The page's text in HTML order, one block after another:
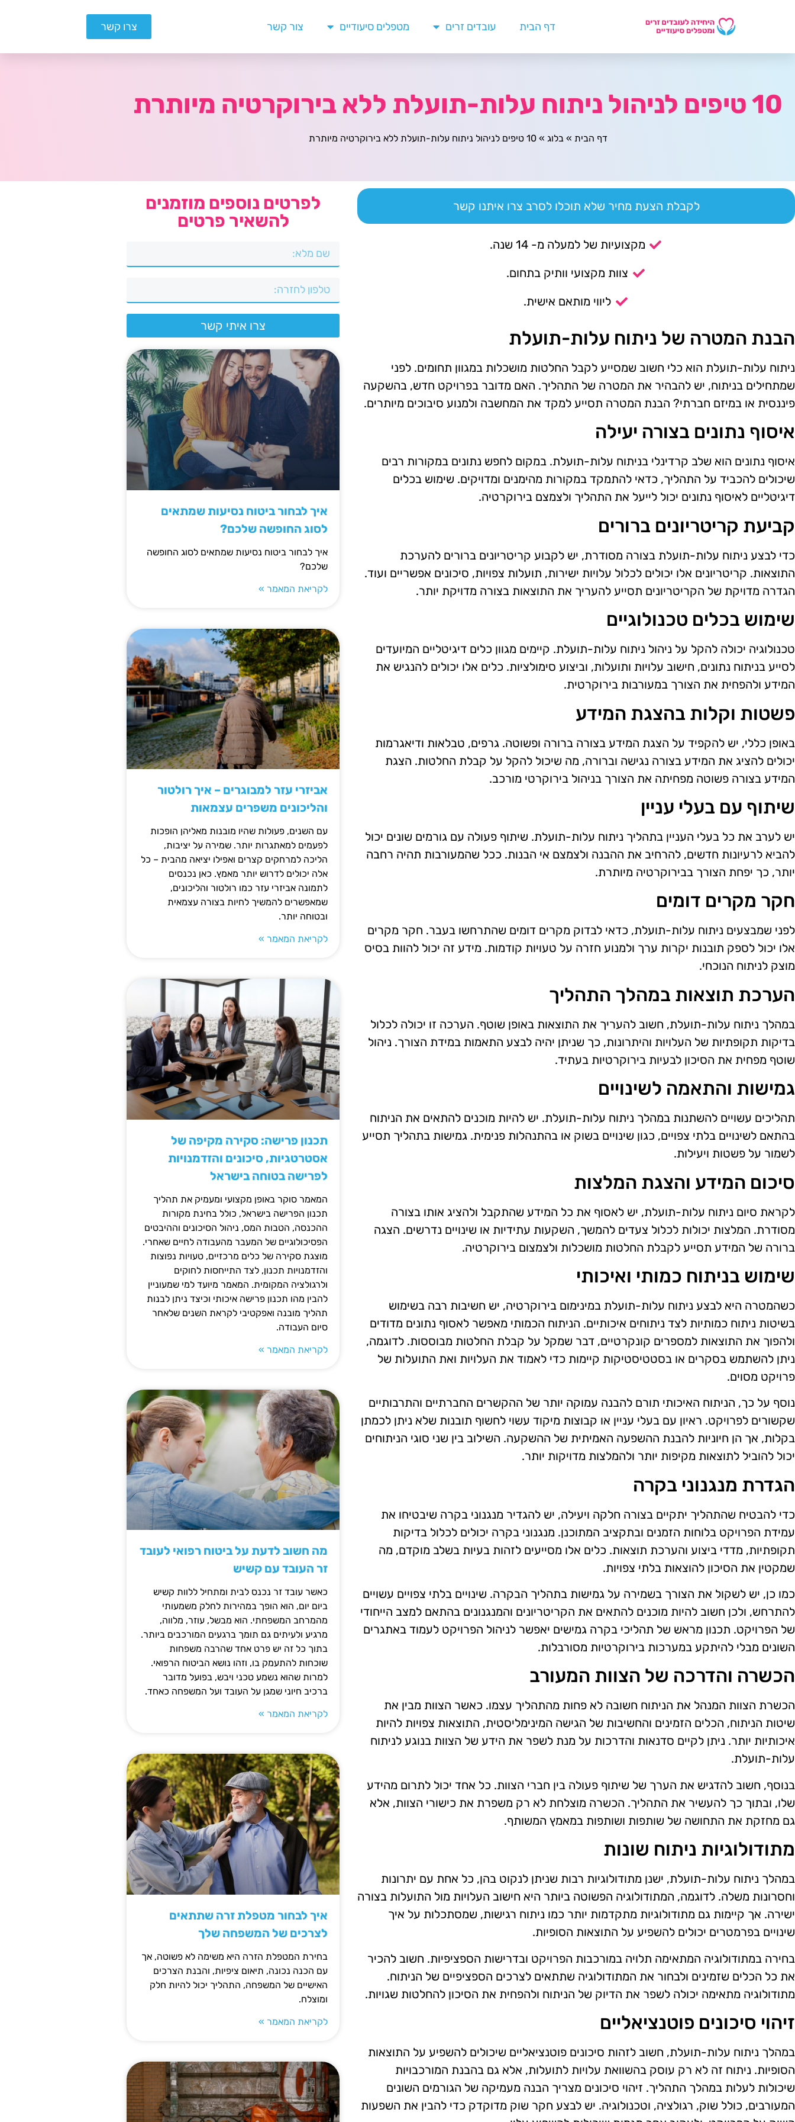
דף הבית עובדים זרים מטפלים סיעודיים צור קשר צרו קשר
10 טיפים לניהול ניתוח עלות-תועלת ללא בירוקרטיה מיותרת
דף הבית »בלוג »10 טיפים לניהול ניתוח עלות-תועלת ללא בירוקרטיה מיותרת
לקבלת הצעת מחיר שלא תוכלו לסרב צרו איתנו קשר
מקצועיות של למעלה מ- 14 שנה.
צוות מקצועי וותיק בתחום.
ליווי מותאם אישית.
הבנת המטרה של ניתוח עלות-תועלת
ניתוח עלות-תועלת הוא כלי חשוב שמסייע לקבל החלטות מושכלות במגוון תחומים. לפני
שמתחילים בניתוח, יש להבהיר את המטרה של התהליך. האם מדובר בפרויקט חדש, בהשקעה
פיננסית או במיזם חברתי? הבנת המטרה תסייע למקד את המחשבה ולמנוע סיבוכים מיותרים.
איסוף נתונים בצורה יעילה
איסוף נתונים הוא שלב קרדינלי בניתוח עלות-תועלת. במקום לחפש נתונים במקורות רבים
שיכולים להכביד על התהליך, כדאי להתמקד במקורות מהימנים ומדויקים. שימוש בכלים
דיגיטליים לאיסוף נתונים יכול לייעל את התהליך ולצמצם בירוקרטיה.
קביעת קריטריונים ברורים
כדי לבצע ניתוח עלות-תועלת בצורה מסודרת, יש לקבוע קריטריונים ברורים להערכת
התוצאות. קריטריונים אלו יכולים לכלול עלויות ישירות, תועלות צפויות, סיכונים אפשריים ועוד.
הגדרה מדויקת של הקריטריונים תסייע להעריך את התוצאות בצורה מדויקת יותר.
שימוש בכלים טכנולוגיים
טכנולוגיה יכולה להקל על ניהול ניתוח עלות-תועלת. קיימים מגוון כלים דיגיטליים המיועדים
לסייע בניתוח נתונים, חישוב עלויות ותועלות, וביצוע סימולציות. כלים אלו יכולים להנגיש את
המידע ולהפחית את הצורך במעורבות בירוקרטית.
פשטות וקלות בהצגת המידע
באופן כללי, יש להקפיד על הצגת המידע בצורה ברורה ופשוטה. גרפים, טבלאות ודיאגרמות
יכולים להציג את המידע בצורה נגישה וברורה, מה שיכול להקל על קבלת החלטות. הצגת
המידע בצורה פשוטה מפחיתה את הצורך בניהול בירוקרטי מורכב.
שיתוף עם בעלי עניין
יש לערב את כל בעלי העניין בתהליך ניתוח עלות-תועלת. שיתוף פעולה עם גורמים שונים יכול
להביא לרעיונות חדשים, להרחיב את ההבנה ולצמצם אי הבנות. ככל שהמעורבות תהיה רחבה
יותר, כך יפחת הצורך בבירוקרטיה מיותרת.
חקר מקרים דומים
לפני שמבצעים ניתוח עלות-תועלת, כדאי לבדוק מקרים דומים שהתרחשו בעבר. חקר מקרים
אלו יכול לספק תובנות יקרות ערך ולמנוע חזרה על טעויות קודמות. מידע זה יכול להוות בסיס
מוצק לניתוח הנוכחי.
הערכת תוצאות במהלך התהליך
במהלך ניתוח עלות-תועלת, חשוב להעריך את התוצאות באופן שוטף. הערכה זו יכולה לכלול
בדיקות תקופתיות של העלויות והיתרונות, כך שניתן יהיה לבצע התאמות במידת הצורך. ניהול
שוטף מפחית את הסיכון לבעיות בירוקרטיות בעתיד.
גמישות והתאמה לשינויים
תהליכים עשויים להשתנות במהלך ניתוח עלות-תועלת. יש להיות מוכנים להתאים את הניתוח
בהתאם לשינויים בלתי צפויים, כגון שינויים בשוק או בהתנהלות פנימית. גמישות בתהליך תסייע
לשמור על פשטות ויעילות.
סיכום המידע והצגת המלצות
לקראת סיום ניתוח עלות-תועלת, יש לאסוף את כל המידע שהתקבל ולהציג אותו בצורה
מסודרת. המלצות יכולות לכלול צעדים להמשך, השקעות עתידיות או שינויים נדרשים. הצגה
ברורה של המידע תסייע לקבלת החלטות מושכלות ולצמצום בירוקרטיה.
שימוש בניתוח כמותי ואיכותי
כשהמטרה היא לבצע ניתוח עלות-תועלת במינימום בירוקרטיה, יש חשיבות רבה בשימוש
בשיטות ניתוח כמותיות לצד ניתוחים איכותיים. הניתוח הכמותי מאפשר לאסוף נתונים מדודים
ולהפוך את התוצאות למספרים קונקרטיים, דבר שמקל על קבלת החלטות מבוססות. לדוגמה,
ניתן להשתמש בסקרים או בסטטיסטיקות קיימות כדי לאמוד את העלויות ואת התועלות של
פרויקט מסוים.
נוסף על כך, הניתוח האיכותי תורם להבנה עמוקה יותר של ההקשרים החברתיים והתרבותיים
שקשורים לפרויקט. ראיון עם בעלי עניין או קבוצות מיקוד עשוי לחשוף תובנות שלא ניתן לכמתן
בקלות, אך הן חיוניות להבנת ההשפעה האמיתית של ההשקעה. השילוב בין שני סוגי הניתוחים
יכול להוביל לתוצאות מקיפות יותר ולהמלצות מדויקות יותר.
הגדרת מנגנוני בקרה
כדי להבטיח שהתהליך יתקיים בצורה חלקה ויעילה, יש להגדיר מנגנוני בקרה שיבטיחו את
עמידת הפרויקט בלוחות הזמנים ובתקציב המתוכנן. מנגנוני בקרה יכולים לכלול בדיקות
תקופתיות, מדדי ביצוע והערכת תוצאות. כלים אלו מסייעים לזהות בעיות בשלב מוקדם, מה
שמקטין את הסיכון להוצאות בלתי צפויות.
כמו כן, יש לשקול את הצורך בשמירה על גמישות בתהליך הבקרה. שינויים בלתי צפויים עשויים
להתרחש, ולכן חשוב להיות מוכנים להתאים את הקריטריונים והמנגנונים בהתאם למצב הייחודי
של הפרויקט. תכנון מראש של תהליכי בקרה גמישים יאפשר לניהול הפרויקט לעמוד באתגרים
השונים מבלי להיתקע במערכות בירוקרטיות מסורבלות.
הכשרה והדרכה של הצוות המעורב
הכשרת הצוות המנהל את הניתוח חשובה לא פחות מהתהליך עצמו. כאשר הצוות מבין את
שיטות הניתוח, הכלים הזמינים והחשיבות של הגישה המינימליסטית, התוצאות צפויות להיות
איכותיות יותר. ניתן לקיים סדנאות והדרכות על מנת לשפר את הידע של הצוות בנוגע לניתוח
עלות-תועלת.
בנוסף, חשוב להדגיש את הערך של שיתוף פעולה בין חברי הצוות. כל אחד יכול לתרום מהידע
שלו, ובתוך כך להעשיר את התהליך. הכשרה מוצלחת לא רק משפרת את כישורי הצוות, אלא
גם מחזקת את התחושה של שותפות ושותפות במאמץ המשותף.
מתודולוגיות ניתוח שונות
במהלך ניתוח עלות-תועלת, ישנן מתודולוגיות רבות שניתן לנקוט בהן, כל אחת עם יתרונות
וחסרונות משלה. לדוגמה, המתודולוגיה הפשוטה ביותר היא חישוב העלויות מול התועלות בצורה
ישירה. אך קיימות גם מתודולוגיות מתקדמות יותר כמו ניתוח רגישות, שמסתכלות על איך
שינויים בפרמטרים יכולים להשפיע על התוצאות הסופיות.
בחירה במתודולוגיה המתאימה תלויה במורכבות הפרויקט ובדרישות הספציפיות. חשוב להכיר
את כל הכלים שזמינים ולבחור את המתודולוגיה שתתאים לצרכים הספציפיים של הניתוח.
מתודולוגיה מתאימה יכולה לשפר את הדיוק של הניתוח ולהפחית את הסיכון להחלטות שגויות.
זיהוי סיכונים פוטנציאליים
במהלך ניתוח עלות-תועלת, חשוב לזהות סיכונים פוטנציאליים שיכולים להשפיע על התוצאות
הסופיות. ניתוח זה לא רק עוסק בהשוואת עלויות לתועלות, אלא גם בהבנת המורכבויות
שיכולות לעלות במהלך התהליך. זיהוי סיכונים מצריך הבנה מעמיקה של הגורמים השונים
המעורבים, כולל שוק, רגולציה, וטכנולוגיה. יש לבצע חקר שוק מדוקדק כדי להבין את השפעות
לפרטים נוספים מוזמנים
להשאיר פרטים
צרו איתי קשר
איך לבחור ביטוח נסיעות שמתאים
לסוג החופשה שלכם?
איך לבחור ביטוח נסיעות שמתאים לסוג החופשה
שלכם?
לקריאת המאמר »
אביזרי עזר למבוגרים – איך רולטור
והליכונים משפרים עצמאות
עם השנים, פעולות שהיו מובנות מאליהן הופכות
לפעמים למאתגרות יותר. שמירה על יציבות,
הליכה למרחקים קצרים ואפילו יציאה מהבית – כל
אלה יכולים לדרוש יותר מאמץ. כאן נכנסים
לתמונה אביזרי עזר כמו רולטור והליכונים,
שמאפשרים להמשיך לחיות בצורה עצמאית
ובטוחה יותר.
לקריאת המאמר »
תכנון פרישה: סקירה מקיפה של
אסטרטגיות, סיכונים והזדמנויות
לפרישה בטוחה בישראל
המאמר סוקר באופן מקצועי ומעמיק את תהליך
תכנון הפרישה בישראל, כולל בחינת מקורות
ההכנסה, הטבות המס, ניהול הסיכונים וההיבטים
הפסיכולוגיים של המעבר מהעבודה לחיים שאחרי.
מוצגת סקירה של כלים מרכזיים, טעויות נפוצות
והזדמנויות תכנון, לצד התייחסות לחוקים
ולרגולציה המקומית. המאמר מיועד למי שמעוניין
להבין מהו תכנון פרישה איכותי וכיצד ניתן לבנות
תהליך מובנה ואפקטיבי לקראת השנים שלאחר
סיום העבודה.
לקריאת המאמר »
מה חשוב לדעת על ביטוח רפואי לעובד
זר העובד עם קשיש
כאשר עובד זר נכנס לבית ומתחיל ללוות קשיש
ביום יום, הוא הופך במהירות לחלק משמעותי
מהמרחב המשפחתי. הוא מבשל, עוזר, מלווה,
מרגיע ולעיתים גם תומך ברגעים המורכבים ביותר.
בתוך כל זה יש פרט אחד שהרבה משפחות
שוכחות להתעמק בו, וזהו נושא הביטוח הרפואי.
למרות שהוא נשמע טכני ויבש, בפועל מדובר
ברכיב חיוני שמגן על העובד ועל המשפחה כאחד.
לקריאת המאמר »
איך לבחור מטפלת זרה שתתאים
לצרכים של המשפחה שלך
בחירת המטפלת הזרה היא משימה לא פשוטה, אך
עם הכנה נכונה, תיאום ציפיות, והבנת הצרכים
האישיים של המשפחה, התהליך יכול להיות חלק
ומוצלח.
לקריאת המאמר »